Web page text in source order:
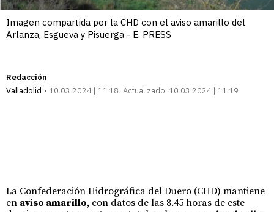
Imagen compartida por la CHD con el aviso amarillo del
Arlanza, Esgueva y Pisuerga - E. PRESS
Redacción
Valladolid
10.03.2024 | 11:18 Actualizado: 10.03.2024 | 11:19
La Confederación Hidrográfica del Duero (CHD) mantiene
en aviso amarillo, con datos de las 8.45 horas de este